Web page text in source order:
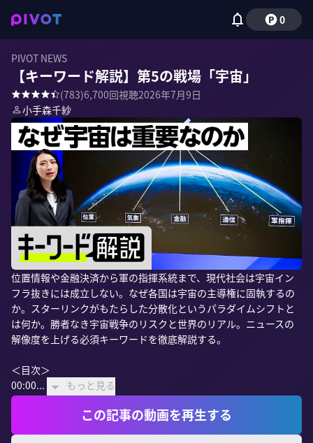
0
PIVOT NEWS
【キーワード解説】第5の戦場「宇宙」
(783)6,700回視聴2026年7月9日
小手森千紗
位置情報や金融決済から軍の指揮系統まで、現代社会は宇宙イン
フラ抜きには成立しない。なぜ各国は宇宙の主導権に固執するの
か。スターリンクがもたらした分散化というパラダイムシフトと
は何か。勝者なき宇宙戦争のリスクと世界のリアル。ニュースの
解像度を上げる必須キーワードを徹底解説する。
＜目次＞
00:00...
もっと見る
この記事の動画を再生する